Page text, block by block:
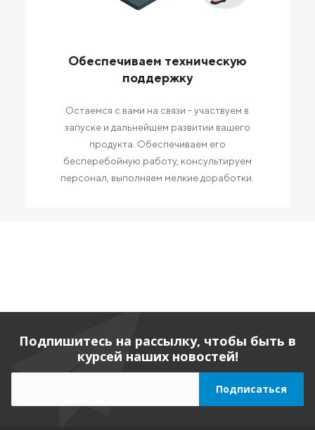
Обеспечиваем техническую
поддержку
Остаемся с вами на связи - участвуем в
запуске и дальнейшем развитии вашего
продукта. Обеспечиваем его
бесперебойную работу, консультируем
персонал, выполняем мелкие доработки.
Подпишитесь на рассылку, чтобы быть в
курсей наших новостей!